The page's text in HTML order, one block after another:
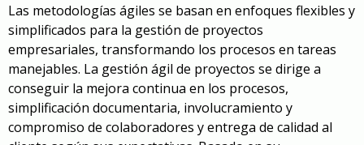
Las metodologías ágiles se basan en enfoques flexibles y
simplificados para la gestión de proyectos
empresariales, transformando los procesos en tareas
manejables. La gestión ágil de proyectos se dirige a
conseguir la mejora continua en los procesos,
simplificación documentaria, involucramiento y
compromiso de colaboradores y entrega de calidad al